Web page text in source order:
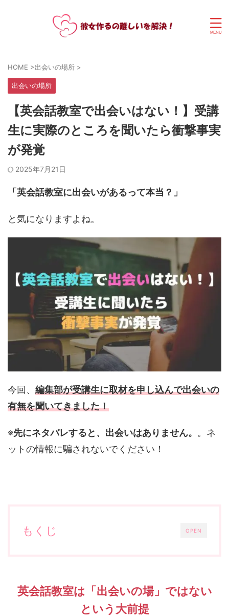
HOME >出会いの場所 >
出会いの場所
【英会話教室で出会いはない！】受講
生に実際のところを聞いたら衝撃事実
が発覚
2025年7月21日
「英会話教室に出会いがあるって本当？」
と気になりますよね。
今回、 編集部が受講生に取材を申し込んで出会いの
有無を聞いてきました！
※先にネタバレすると、出会いはありません。 。ネ
ットの情報に騙されないでください！
OPEN
もくじ
英会話教室は「出会いの場」ではない
という大前提